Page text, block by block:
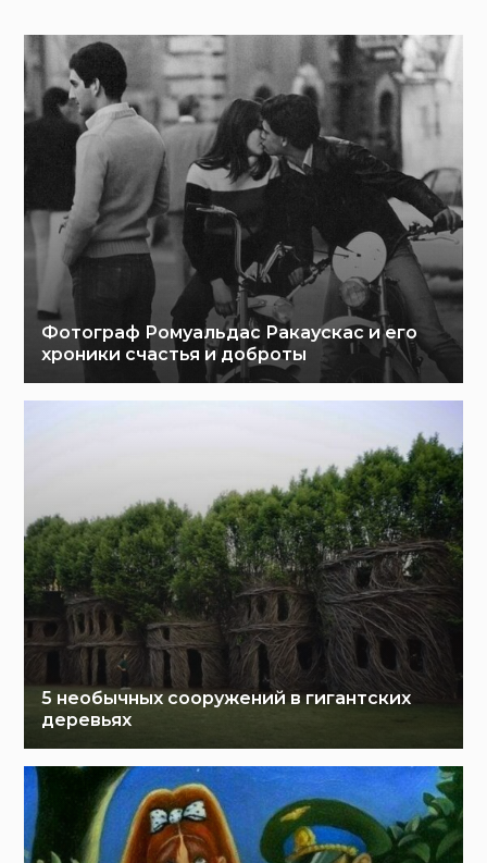
Фотограф Ромуальдас Ракаускас и его
хроники счастья и доброты
5 необычных сооружений в гигантских
деревьях